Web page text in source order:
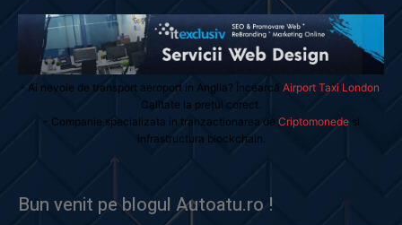
- Ai nevoie de transport aeroport in Anglia? Încearcă Airport Taxi London
Calitate la prețul corect.
- Companie specializata in tranzactionarea de Criptomonedesi
infrastructura blockchain.
Bun venit pe blogul Autoatu.ro !